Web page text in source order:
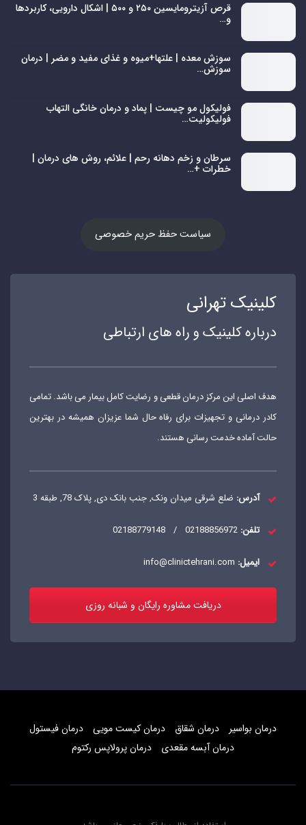
قرص آزیترومایسین ۲۵۰ و ۵۰۰ | اشکال دارویی، کاربردها
و…
سوزش معده | علتها+میوه و غذای مفید و مضر | درمان
سوزش…
فولیکول مو چیست | پماد و درمان خانگی التهاب
فولیکولیت…
سرطان و زخم دهانه رحم | علائم، روش های درمان |
خطرات +…
سیاست حفظ حریم خصوصی
کلینیک تهرانی
درباره کلینیک و راه های ارتباطی
هدف اصلی این مرکز درمان قطعی و رضایت کامل بیمار می باشد. تمامی
کادر درمانی و تجهیزات برای رفاه حال شما عزیزان همیشه در بهترین
حالت آماده خدمت رسانی هستند.
آدرس: ضلع شرقی میدان ونک, جنب بانک دی, پلاک 78, طبقه 3
تلفن: 02188856972
/
02188779148
ایمیل: info@clinictehrani.com
دریافت مشاوره رایگان و شبانه روزی
درمان بواسیر درمان شقاق درمان کیست مویی
درمان فیستول
درمان آبسه مقعدی
درمان پرولاپس رکتوم